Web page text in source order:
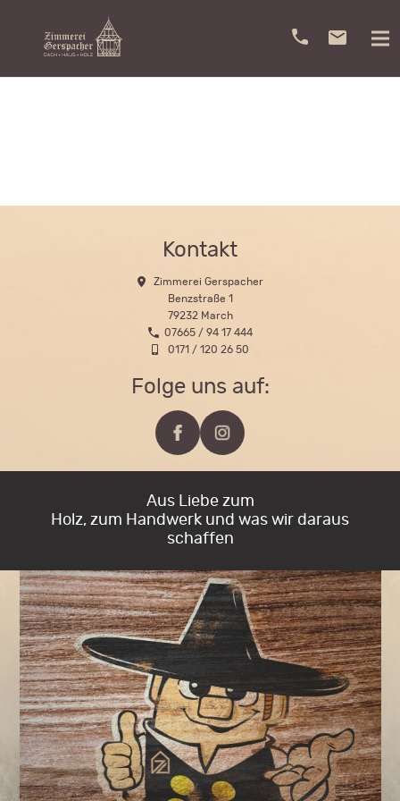
Kontakt
Zimmerei Gerspacher
Benzstraße 1
79232 March
07665 / 94 17 444
0171 / 120 26 50
Folge uns auf:
Aus Liebe zum
Holz, zum Handwerk und was wir daraus
schaffen